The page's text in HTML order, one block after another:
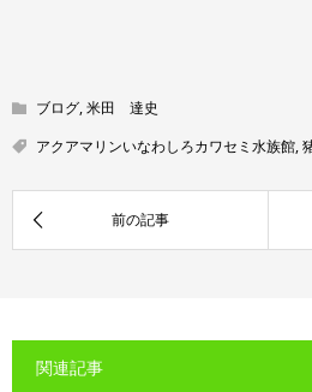
ブログ,米田 達史
アクアマリンいなわしろカワセミ水族館,
関連記事